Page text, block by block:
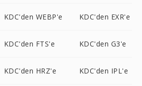
KDC'den WEBP'e KDC'den EXR'e
KDC'den FTS'e KDC'den G3'e
KDC'den HRZ'e KDC'den IPL'e